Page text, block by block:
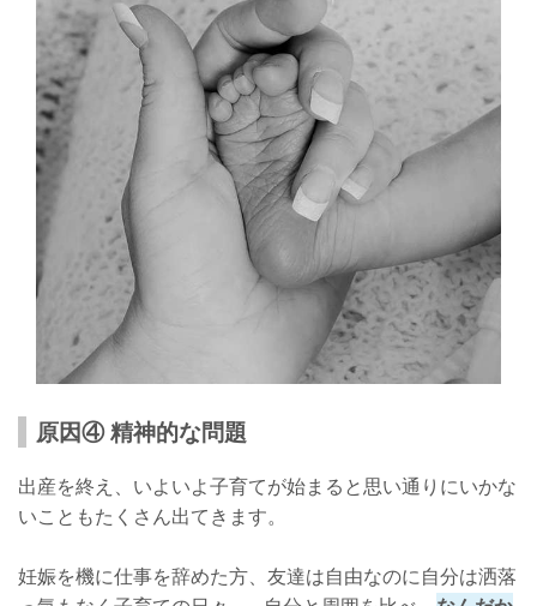
原因④ 精神的な問題
出産を終え、いよいよ子育てが始まると思い通りにいかな
いこともたくさん出てきます。
妊娠を機に仕事を辞めた方、友達は自由なのに自分は洒落